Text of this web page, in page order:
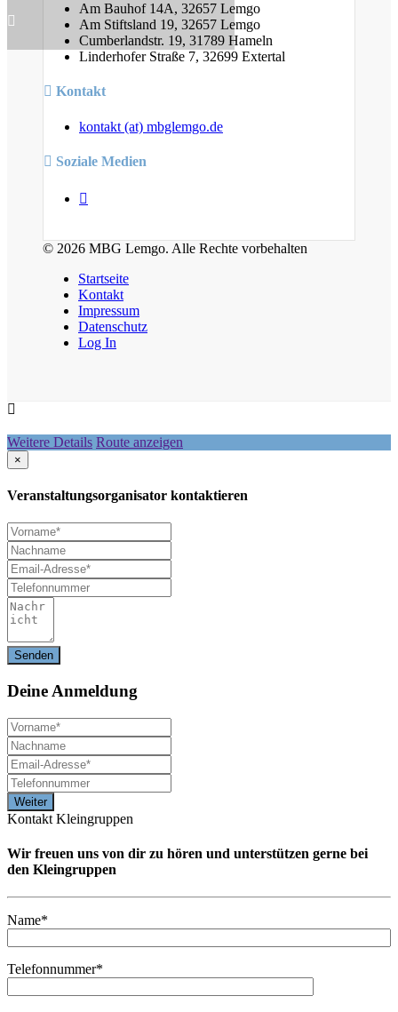
Am Bauhof 14A, 32657 Lemgo
Am Stiftsland 19, 32657 Lemgo
Cumberlandstr. 19, 31789 Hameln
Linderhofer Straße 7, 32699 Extertal
Kontakt
kontakt (at) mbglemgo.de
Soziale Medien
© 2026 MBG Lemgo. Alle Rechte vorbehalten
Startseite
Kontakt
Impressum
Datenschutz
Log In
Weitere Details Route anzeigen
×
Veranstaltungsorganisator kontaktieren
Deine Anmeldung
Kontakt Kleingruppen
Wir freuen uns von dir zu hören und unterstützen gerne bei
den Kleingruppen
Name*
Telefonnummer*